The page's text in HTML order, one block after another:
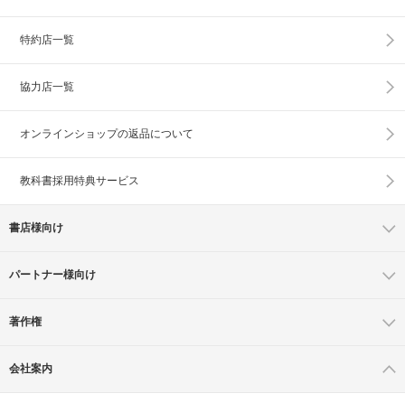
特約店一覧
協力店一覧
オンラインショップの返品について
教科書採用特典サービス
書店様向け
パートナー様向け
著作権
会社案内